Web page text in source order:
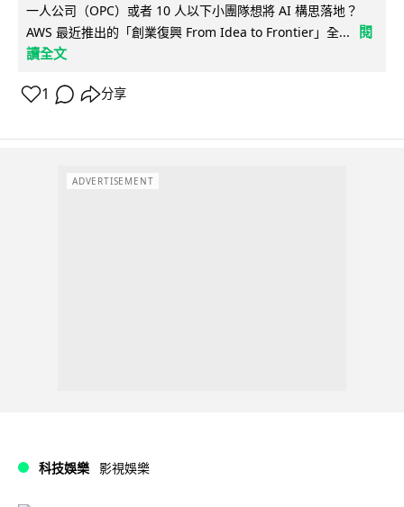
一人公司（OPC）或者 10 人以下小團隊想將 AI 構思落地？
AWS 最近推出的「創業復興 From Idea to Frontier」全...
閱
讀全文
1 分享
ADVERTISEMENT
科技娛樂 影視娛樂